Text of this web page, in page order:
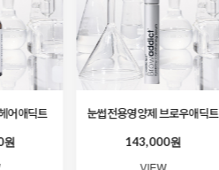
어애딕트
원
눈썹전용영양제 브로우애딕트
143,000원
VIEW